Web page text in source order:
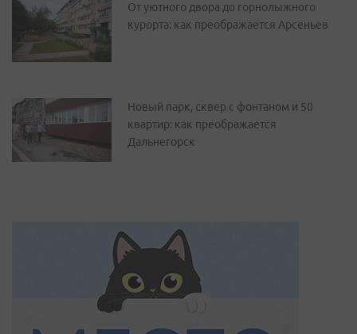
От уютного двора до горнолыжного
курорта: как преображается Арсеньев
Новый парк, сквер с фонтаном и 50
квартир: как преображается
Дальнегорск